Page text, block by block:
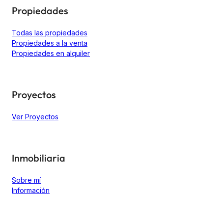
Propiedades
Todas las propiedades
Propiedades a la venta
Propiedades en alquiler
Proyectos
Ver Proyectos
Inmobiliaria
Sobre mí
Información